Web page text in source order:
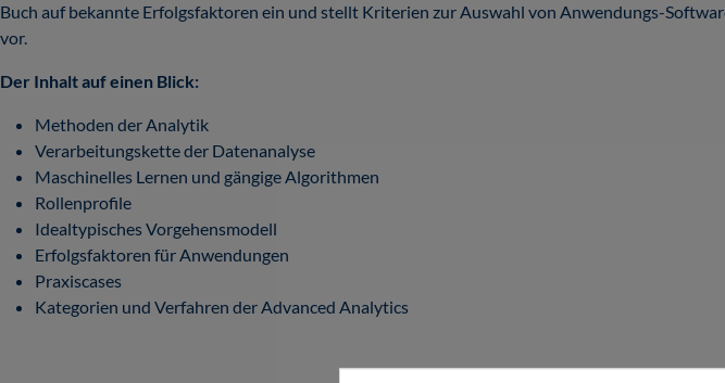
Buch auf bekannte Erfolgsfaktoren ein und stellt Kriterien zur Auswahl von Anwendungs-
vor.
Der Inhalt auf einen Blick:
Methoden der Analytik
Verarbeitungskette der Datenanalyse
Maschinelles Lernen und gängige Algorithmen
Rollenprofile
Idealtypisches Vorgehensmodell
Erfolgsfaktoren für Anwendungen
Praxiscases
Kategorien und Verfahren der Advanced Analytics